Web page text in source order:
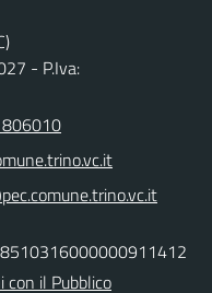
- P.Iva:
con il Pubblico